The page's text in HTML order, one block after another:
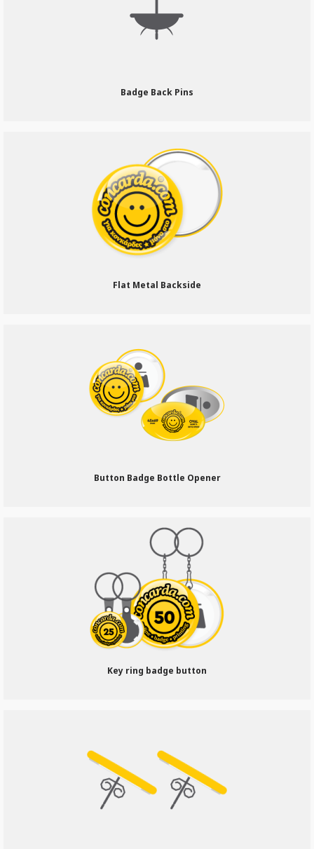
Badge Back Pins
Flat Metal Backside
Button Badge Bottle Opener
Key ring badge button